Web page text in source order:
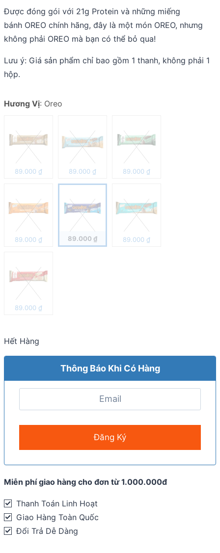
Được đóng gói với 21g Protein và những miếng
bánh OREO chính hãng, đây là một món OREO, nhưng
không phải OREO mà bạn có thể bỏ qua!
Lưu ý: Giá sản phẩm chỉ bao gồm 1 thanh, không phải 1
hộp.
Hương Vị: Oreo
89.000 ₫ 89.000 ₫ 89.000 ₫
89.000 ₫ 89.000 ₫ 89.000 ₫
89.000 ₫
Hết Hàng
Thông Báo Khi Có Hàng
Miễn phí giao hàng cho đơn từ 1.000.000đ
Thanh Toán Linh Hoạt
Giao Hàng Toàn Quốc
Đổi Trả Dễ Dàng